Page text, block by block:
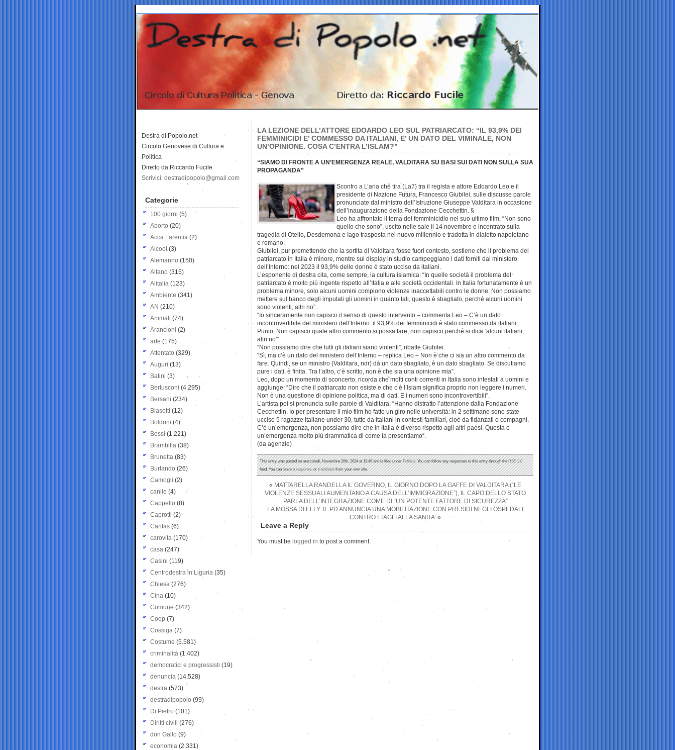
LA LEZIONE DELL’ATTORE EDOARDO LEO SUL PATRIARCATO: “IL 93,9% DEI
FEMMINICIDI E’ COMMESSO DA ITALIANI, E’ UN DATO DEL VIMINALE, NON
UN’OPINIONE. COSA C’ENTRA L’ISLAM?”
“SIAMO DI FRONTE A UN’EMERGENZA REALE, VALDITARA SU BASI SUI DATI NON SULLA SUA
PROPAGANDA”
Scontro a L’aria che tira (La7) tra il regista e attore Edoardo Leo e il
presidente di Nazione Futura, Francesco Giubilei, sulle discusse parole
pronunciate dal ministro dell’Istruzione Giuseppe Valditara in occasione
dell’inaugurazione della Fondazione Cecchettin. §
Leo ha affrontato il tema del femminicidio nel suo ultimo film, “Non sono
quello che sono”, uscito nelle sale il 14 novembre e incentrato sulla
tragedia di Otello, Desdemona e Iago trasposta nel nuovo millennio e tradotta in dialetto napoletano
e romano.
Giubilei, pur premettendo che la sortita di Valditara fosse fuori contesto, sostiene che il problema del
patriarcato in Italia è minore, mentre sul display in studio campeggiano i dati forniti dal ministero
dell’Interno: nel 2023 il 93,9% delle donne è stato ucciso da italiani.
L’esponente di destra cita, come sempre, la cultura islamica: “In quelle società il problema del
patriarcato è molto più ingente rispetto all’Italia e alle società occidentali. In Italia fortunatamente è un
problema minore, solo alcuni uomini compiono violenze inaccettabili contro le donne. Non possiamo
mettere sul banco degli imputati gli uomini in quanto tali, questo è sbagliato, perché alcuni uomini
sono violenti, altri no”.
“Io sinceramente non capisco il senso di questo intervento – commenta Leo – C’è un dato
incontrovertibile del ministero dell’Interno: il 93,9% dei femminicidi è stato commesso da italiani.
Punto. Non capisco quale altro commento si possa fare, non capisco perché si dica ‘alcuni italiani,
altri no’“.
“Non possiamo dire che tutti gli italiani siano violenti”, ribatte Giubilei.
“Sì, ma c’è un dato del ministero dell’Interno – replica Leo – Non è che ci sia un altro commento da
fare. Quindi, se un ministro (Valditara, ndr) dà un dato sbagliato, è un dato sbagliato. Se discutiamo
pure i dati, è finita. Tra l’altro, c’è scritto, non è che sia una opinione mia”.
Leo, dopo un momento di sconcerto, ricorda che molti conti correnti in Italia sono intestati a uomini e
aggiunge: “Dire che il patriarcato non esiste e che c’è l’Islam significa proprio non leggere i numeri.
Non è una questione di opinione politica, ma di dati. E i numeri sono incontrovertibili”.
L’artista poi si pronuncia sulle parole di Valditara: “Hanno distratto l’attenzione dalla Fondazione
Cecchettin. Io per presentare il mio film ho fatto un giro nelle università: in 2 settimane sono state
uccise 5 ragazze italiane under 30, tutte da italiani in contesti familiari, cioè da fidanzati o compagni.
C’è un’emergenza, non possiamo dire che in Italia è diverso rispetto agli altri paesi. Questa è
un’emergenza molto più drammatica di come la presentiamo“.
(da agenzie)
This entry was posted on mercoledì, Novembre 20th, 2024 at 13:49 and is filed underPolitica. You can follow any responses to this entry through theRSS 2.0
feed. You canleave a response, ortrackbackfrom your own site.
« MATTARELLA RANDELLA IL GOVERNO, IL GIORNO DOPO LA GAFFE DI VALDITARA (“LE
VIOLENZE SESSUALI AUMENTANO A CAUSA DELL’IMMIGRAZIONE”), IL CAPO DELLO STATO
PARLA DELL’INTEGRAZIONE COME DI “UN POTENTE FATTORE DI SICUREZZA”
LA MOSSA DI ELLY: IL PD ANNUNCIA UNA MOBILITAZIONE CON PRESIDI NEGLI OSPEDALI
CONTRO I TAGLI ALLA SANITA’ »
Leave a Reply
You must be logged in to post a comment.
Destra di Popolo.net
Circolo Genovese di Cultura e
Politica
Diretto da Riccardo Fucile
Scrivici: destradipopolo@gmail.com
Categorie
100 giorni (5)
Aborto (20)
Acca Larentia (2)
Alcool (3)
Alemanno (150)
Alfano (315)
Alitalia (123)
Ambiente (341)
AN (210)
Animali (74)
Arancioni (2)
arte (175)
Attentato (329)
Auguri (13)
Batini (3)
Berlusconi (4.295)
Bersani (234)
Biasotti (12)
Boldrini (4)
Bossi (1.221)
Brambilla (38)
Brunetta (83)
Burlando (26)
Camogli (2)
canile (4)
Cappello (8)
Caprotti (2)
Caritas (6)
carovita (170)
casa (247)
Casini (119)
Centrodestra in Liguria (35)
Chiesa (276)
Cina (10)
Comune (342)
Coop (7)
Cossiga (7)
Costume (5.581)
criminalità (1.402)
democratici e progressisti (19)
denuncia (14.528)
destra (573)
destradipopolo (99)
Di Pietro (101)
Diritti civili (276)
don Gallo (9)
economia (2.331)